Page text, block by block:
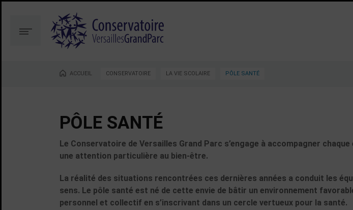
contenu
la
recherche
Menu
Vous êtes ici :
ACCUEIL CONSERVATOIRE LA VIE SCOLAIRE PÔLE SANTÉ
PÔLE SANTÉ
Le Conservatoire de Versailles Grand Parc s’engage à accompagner
une attention particulière au bien-être.
La réalité des situations rencontrées ces dernières années a conduit les
sens. Le pôle santé est né de cette envie de bâtir un environnement
personnel et collectif en s’inscrivant dans un cercle vertueux pour la santé.